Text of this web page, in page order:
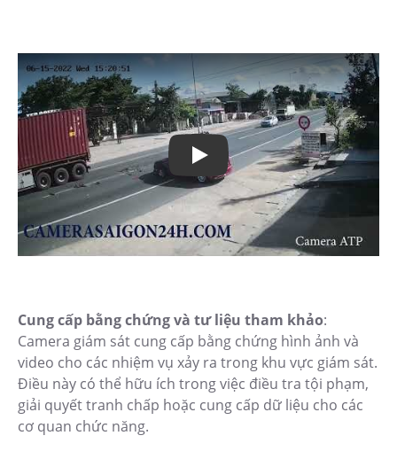
Cung cấp bằng chứng và tư liệu tham khảo:
Camera giám sát cung cấp bằng chứng hình ảnh và
video cho các nhiệm vụ xảy ra trong khu vực giám sát.
Điều này có thể hữu ích trong việc điều tra tội phạm,
giải quyết tranh chấp hoặc cung cấp dữ liệu cho các
cơ quan chức năng.